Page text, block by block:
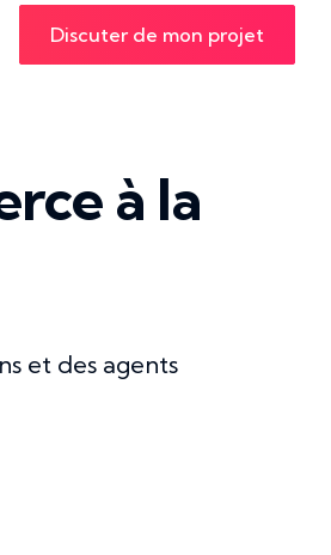
Discuter de mon projet
à la
et des agents